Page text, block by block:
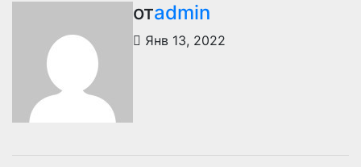
отadmin
Янв 13, 2022